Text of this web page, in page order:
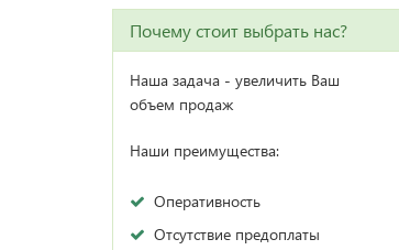
Почему стоит выбрать нас?
Наша задача - увеличить Ваш
объем продаж
Наши преимущества:
Оперативность
Отсутствие предоплаты